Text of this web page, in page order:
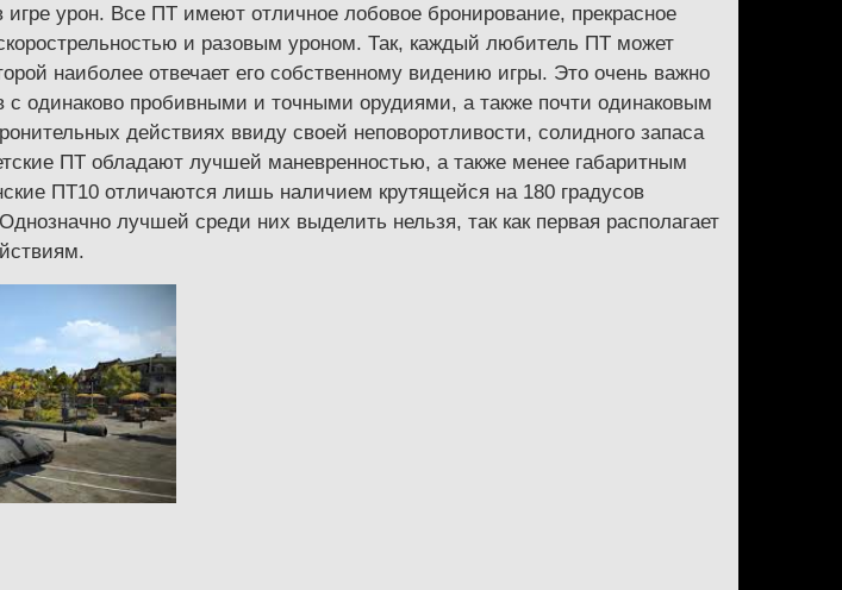
урон. Все ПТ имеют отличное лобовое бронирование, прекрасное
и разовым уроном. Так, каждый любитель ПТ может
наиболее отвечает его собственному видению игры. Это очень важно
с одинаково пробивными и точными орудиями, а также почти одинаковым
действиях ввиду своей неповоротливости, солидного запаса
ПТ обладают лучшей маневренностью, а также менее габаритным
ПТ10 отличаются лишь наличием крутящейся на 180 градусов
лучшей среди них выделить нельзя, так как первая располагает